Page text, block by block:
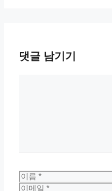
댓글 남기기
이
름